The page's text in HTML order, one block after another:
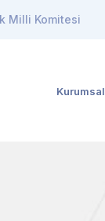
Milli Komitesi
Kurumsal